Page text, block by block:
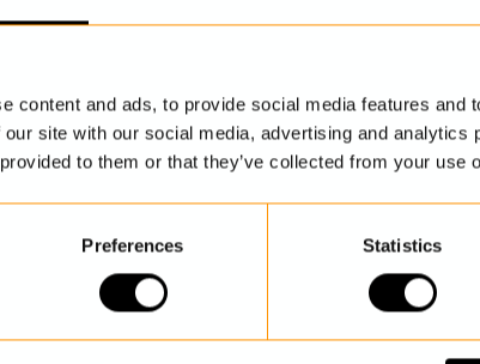
content and ads, to provide social media features and
site with our social media, advertising and analytics
to them or that they’ve collected from your use
Preferences Statistics